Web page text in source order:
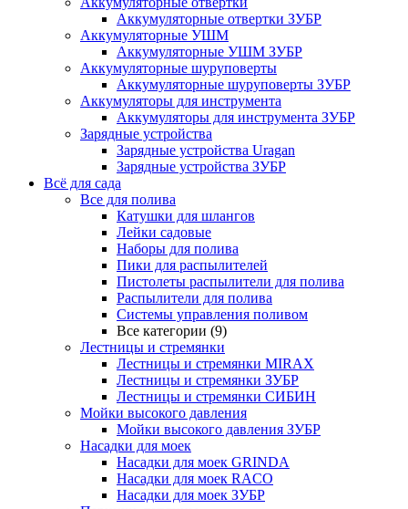
Аккумуляторные отвертки ЗУБР
Аккумуляторные УШМ
Аккумуляторные УШМ ЗУБР
Аккумуляторные шуруповерты
Аккумуляторные шуруповерты ЗУБР
Аккумуляторы для инструмента
Аккумуляторы для инструмента ЗУБР
Зарядные устройства
Зарядные устройства Uragan
Зарядные устройства ЗУБР
Всё для сада
Все для полива
Катушки для шлангов
Лейки садовые
Наборы для полива
Пики для распылителей
Пистолеты распылители для полива
Распылители для полива
Системы управления поливом
Все категории (9)
Лестницы и стремянки
Лестницы и стремянки MIRAX
Лестницы и стремянки ЗУБР
Лестницы и стремянки СИБИН
Мойки высокого давления
Мойки высокого давления ЗУБР
Насадки для моек
Насадки для моек GRINDA
Насадки для моек RACO
Насадки для моек ЗУБР